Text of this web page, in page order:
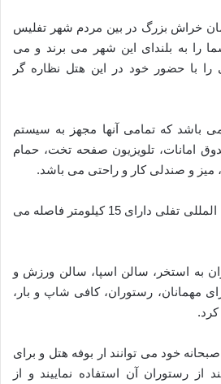
خراش بزرگ در بین مردم شهر تفلیس
را به بلندای این شهر می برند و می
را با حضور خود در این هتل نظاره گر
دارای 214 اتاق می باشد که تمامی آنها مجهز به سیستم
امانات، تلویزیون صفحه تخت، حمام
میز و صندلی کار و راحتی می باشد.
هتل بیلتمور با فرودگاه بین المللی تفلی دارای 15 کیلومتر فاصله می
به استخر، سالن اسپا، سالن ورزش و
مهمانان، رستوران، کافی شاپ و بار،
خود می توانند ار بوفه هتل و برای
از رستوران آن استفاده نماییند و از